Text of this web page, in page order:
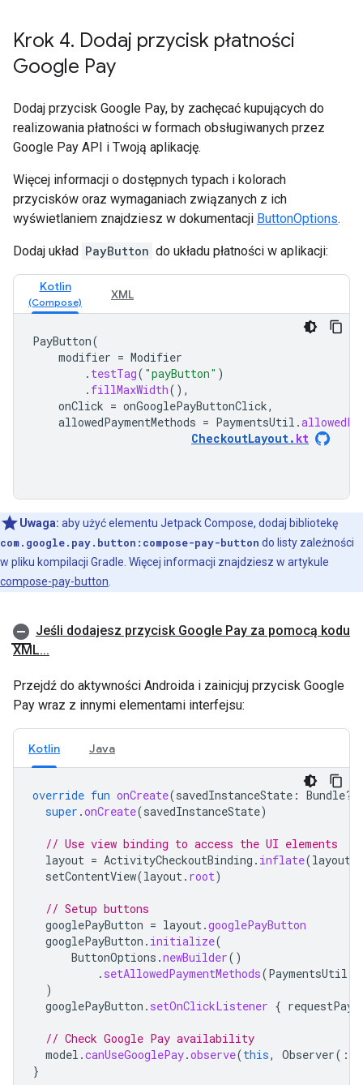
Krok 4. Dodaj przycisk płatności
Google Pay
Dodaj przycisk Google Pay, by zachęcać kupujących do
realizowania płatności w formach obsługiwanych przez
Google Pay API i Twoją aplikację.
Więcej informacji o dostępnych typach i kolorach
przycisków oraz wymaganiach związanych z ich
wyświetlaniem znajdziesz w dokumentacji ButtonOptions.
Dodaj układ PayButton do układu płatności w aplikacji:
Kotlin
XML
PayButton(
modifier = Modifier
. testTag( "payButton" )
. fillMaxWidth(),
onClick = onGooglePayButtonClick,
allowedPaymentMethods = PaymentsUtil .
CheckoutLayout. kt
Uwaga: aby użyć elementu Jetpack Compose, dodaj bibliotekę
com.google.pay.button:compose-pay-button do listy zależności
w pliku kompilacji Gradle. Więcej informacji znajdziesz w artykule
compose-pay-button
Jeśli dodajesz przycisk Google Pay za pomocą kodu
XML...
Przejdź do aktywności Androida i zainicjuj przycisk Google
Pay wraz z innymi elementami interfejsu:
Kotlin Java
override fun onCreate(savedInstanceState : Bundle?)
super .onCreate(savedInstanceState)
// Use view binding to access the UI elements
layout = ActivityCheckoutBinding . inflate(
setContentView(layout. root)
// Setup buttons
googlePayButton = layout.googlePayButton
googlePayButton . initialize(
ButtonOptions .newBuilder()
. setAllowedPaymentMethods(PaymentsUtil
)
googlePayButton . setOnClickListener {
// Check Google Pay availability
model .canUseGooglePay.observe(this, Observer( ::
}